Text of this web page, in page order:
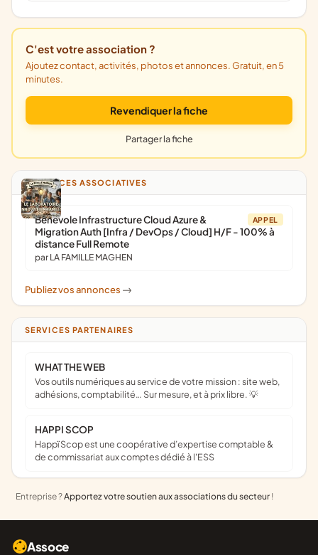
C'est votre association ?
Ajoutez contact, activités, photos et annonces. Gratuit, en 5
minutes.
Revendiquer la fiche
Partager la fiche
ANNONCES ASSOCIATIVES
APPEL
Bénévole Infrastructure Cloud Azure &
Migration Auth [Infra / DevOps / Cloud] H/F - 100% à
distance Full Remote
par LA FAMILLE MAGHEN
Publiez vos annonces ->
SERVICES PARTENAIRES
WHAT THE WEB
Vos outils numériques au service de votre mission : site web,
adhésions, comptabilité… Sur mesure, et à prix libre. 💡
HAPPI SCOP
Happï Scop est une coopérative d’expertise comptable &
de commissariat aux comptes dédié à l'ESS
Entreprise ?Apportez votre soutien aux associations du secteur !
Assoce